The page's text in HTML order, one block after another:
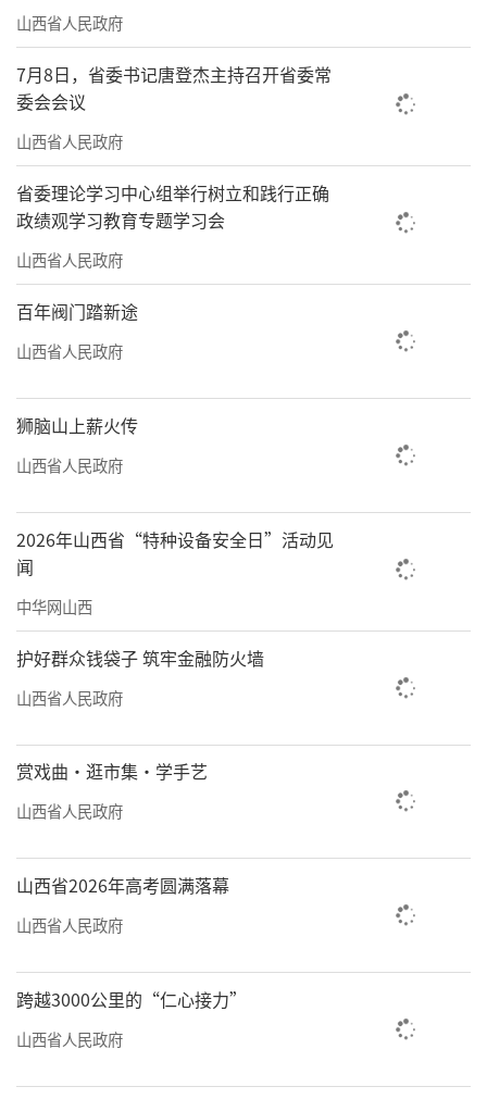
山西省人民政府
7月8日，省委书记唐登杰主持召开省委常
委会会议
山西省人民政府
省委理论学习中心组举行树立和践行正确
政绩观学习教育专题学习会
山西省人民政府
百年阀门踏新途
山西省人民政府
狮脑山上薪火传
山西省人民政府
2026年山西省“特种设备安全日”活动见
闻
中华网山西
护好群众钱袋子 筑牢金融防火墙
山西省人民政府
赏戏曲·逛市集·学手艺
山西省人民政府
山西省2026年高考圆满落幕
山西省人民政府
跨越3000公里的“仁心接力”
山西省人民政府